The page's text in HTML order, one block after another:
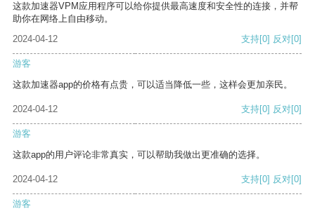
这款加速器VPM应用程序可以给你提供最高速度和安全性的连接，并帮
助你在网络上自由移动。
2024-04-12
支持[0] 反对[0]
游客
这款加速器app的价格有点贵，可以适当降低一些，这样会更加亲民。
2024-04-12 支持[0] 反对[0]
游客
这款app的用户评论非常真实，可以帮助我做出更准确的选择。
2024-04-12 支持[0] 反对[0]
游客